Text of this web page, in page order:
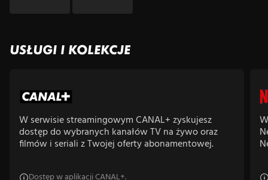
USŁUGI I KOLEKCJE
W serwisie streamingowym CANAL+ zyskujesz
dostęp do wybranych kanałów TV na żywo oraz
filmów i seriali z Twojej oferty abonamentowej.